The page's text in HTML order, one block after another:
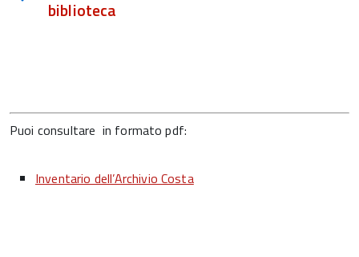
biblioteca
Puoi consultare in formato pdf:
Inventario dell’Archivio Costa